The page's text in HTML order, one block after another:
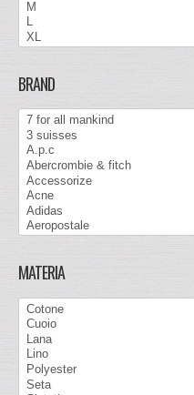
BRAND
MATERIA